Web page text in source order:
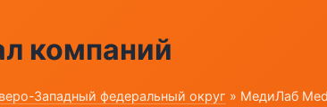
компаний
Западный федеральный округ » МедиЛаб